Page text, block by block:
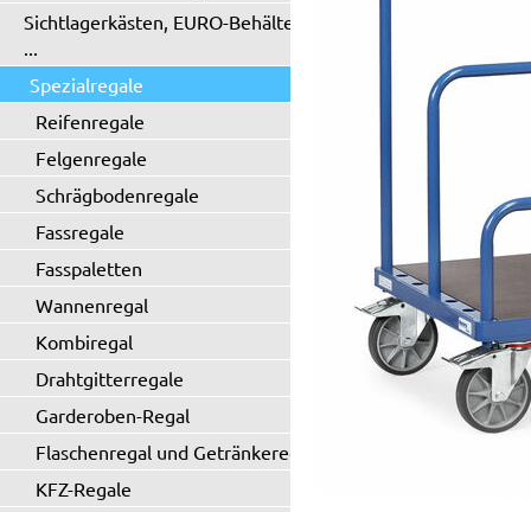
Sichtlagerkästen, EURO-Behälter
...
Spezialregale
Reifenregale
Felgenregale
Schrägbodenregale
Fassregale
Fasspaletten
Wannenregal
Kombiregal
Drahtgitterregale
Garderoben-Regal
Flaschenregal und Getränkeregal
KFZ-Regale